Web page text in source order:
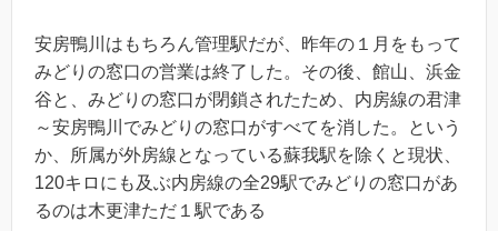
安房鴨川はもちろん管理駅だが、昨年の１月をもって
みどりの窓口の営業は終了した。その後、館山、浜金
谷と、みどりの窓口が閉鎖されたため、内房線の君津
～安房鴨川でみどりの窓口がすべてを消した。という
か、所属が外房線となっている蘇我駅を除くと現状、
120キロにも及ぶ内房線の全29駅でみどりの窓口があ
るのは木更津ただ１駅である